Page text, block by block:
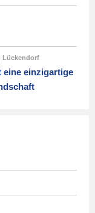
Lückendorf
eine einzigartige